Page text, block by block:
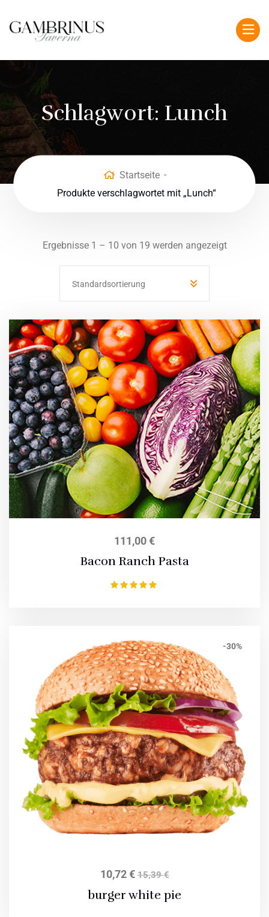
Schlagwort: Lunch
Startseite
Produkte verschlagwortet mit „Lunch“
Ergebnisse 1 – 10 von 19 werden angezeigt
Standardsortierung
111,00€
Bacon Ranch Pasta
-30%
10,72€ 15,39€
burger white pie